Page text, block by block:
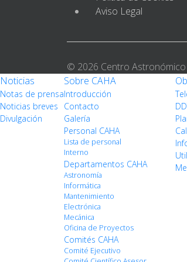
Aviso Legal
© 2026 Centro
Noticias
Notas de prensa
Noticias breves
Divulgación
Sobre CAHA
Introducción
Contacto
Galería
Personal CAHA
Lista de personal
Interno
Departamentos CAHA
Astronomía
Informática
Mantenimiento
Electrónica
Mecánica
Oficina de Proyectos
Comités CAHA
Comité Ejecutivo